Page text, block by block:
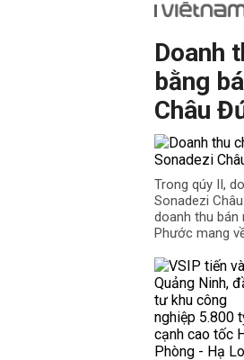
Doanh
bằng
Châu
Trong qúy II,
Sonadezi
doanh thu bán
Phước mang